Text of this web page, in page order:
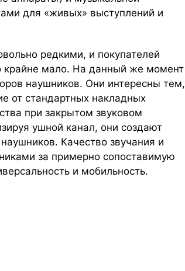
для «живых» выступлений и
редкими, и покупателей
крайне мало. На данный же момент
наушников. Они интересны тем,
от стандартных накладных
при закрытом звуковом
ушной канал, они создают
Качество звучания и
за примерно сопоставимую
и мобильность.